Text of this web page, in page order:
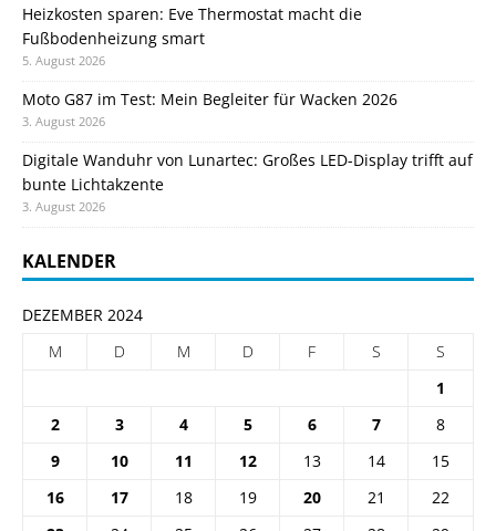
Heizkosten sparen: Eve Thermostat macht die
Fußbodenheizung smart
5. August 2026
Moto G87 im Test: Mein Begleiter für Wacken 2026
3. August 2026
Digitale Wanduhr von Lunartec: Großes LED-Display trifft auf
bunte Lichtakzente
3. August 2026
KALENDER
DEZEMBER 2024
M
D M D F S
S
1
2
3 4 5 6 7
8
9
10 11 12 13 14
15
16
17 18 19 20 21
22